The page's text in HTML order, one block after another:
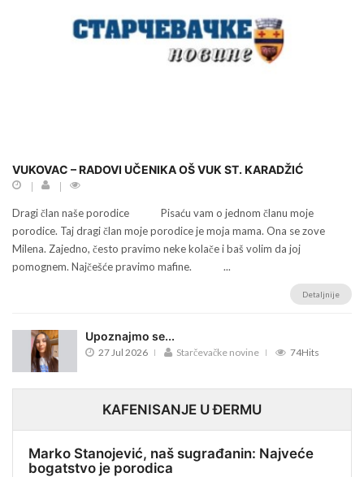
VUKOVAC – RADOVI UČENIKA OŠ VUK ST. KARADŽIĆ
Dragi član naše porodice Pisaću vam o jednom članu moje
porodice. Taj dragi član moje porodice je moja mama. Ona se zove
Milena. Zajedno, često pravimo neke kolače i baš volim da joj
pomognem. Najčešće pravimo mafine. ...
Detaljnije
Upoznajmo se...
27 Jul 2026 Starčevačke novine 74Hits
KAFENISANJE U ĐERMU
Marko Stanojević, naš sugrađanin: Najveće
bogatstvo je porodica